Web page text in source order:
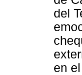
del
en